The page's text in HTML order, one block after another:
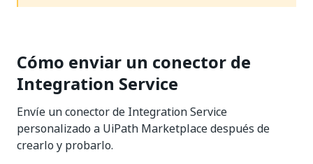
Cómo enviar un conector de
Integration Service
Envíe un conector de Integration Service
personalizado a UiPath Marketplace después de
crearlo y probarlo.